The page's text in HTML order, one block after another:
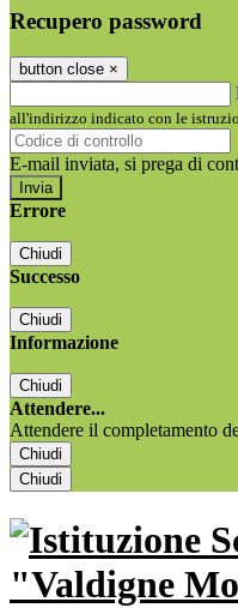
Recupero password
button close ×
all'indirizzo indicato con le
E-mail inviata, si prega di
Errore
Chiudi
Successo
Chiudi
Informazione
Chiudi
Attendere...
Attendere il completamento
Chiudi
Chiudi